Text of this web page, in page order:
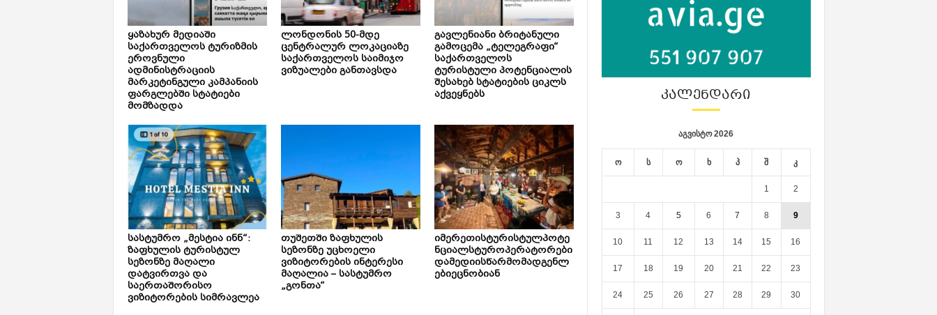
ყაზახურ მედიაში
საქართველოს ტურიზმის
ეროვნული
ადმინისტრაციის
მარკეტინგული კამპანიის
ფარგლებში სტატიები
მომზადდა
ლონდონის 50-მდე
ცენტრალურ ლოკაციაზე
საქართველოს საიმიჯო
ვიზუალები განთავსდა
გავლენიანი ბრიტანული
გამოცემა „ტელეგრაფი“
საქართველოს
ტურისტული პოტენციალის
შესახებ სტატიების ციკლს
აქვეყნებს
სასტუმრო „მესტია ინნ“:
ზაფხულის ტურისტულ
სეზონზე მაღალი
დატვირთვა და
საერთაშორისო
ვიზიტორების სიმრავლეა
თუშეთში ზაფხულის
სეზონზე უცხოელი
ვიზიტორების ინტერესი
მაღალია – სასტუმრო
„გონთა“
იმერეთისტურისტულპოტე
ნციალსტუროპერატორები
დამედიისწარმომადგენლ
ებიეცნობიან
ᲙᲐᲚᲔᲜᲓᲐᲠᲘ
აგვისტო 2026
ო ს ო ხ პ შ კ
1 2
3 4 5 6 7 8 9
10 11 12 13 14 15 16
17 18 19 20 21 22 23
24 25 26 27 28 29 30